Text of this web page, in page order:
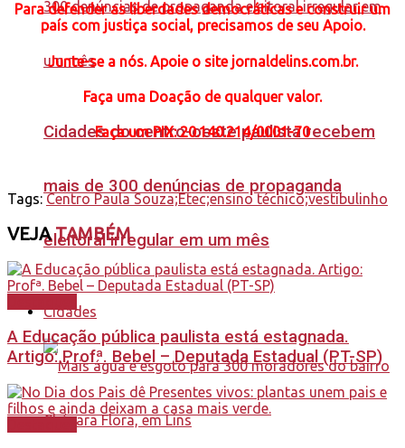
Cidades do centro-oeste paulista recebem
mais de 300 denúncias de propaganda
eleitoral irregular em um mês
Cidades
Para defender as liberdades democráticas e construir um
país com justiça social, precisamos de seu Apoio.
Junte-se a nós. Apoie o site jornaldelins.com.br.
Faça uma Doação de qualquer valor.
Façaum PIX: 20.140.214/0001-70
Tags: Centro Paula Souza;Etec;ensino técnico;vestibulinho
VEJATAMBÉM
A Educação pública paulista está estagnada.
Artigo: Profª. Bebel – Deputada Estadual (PT-SP)